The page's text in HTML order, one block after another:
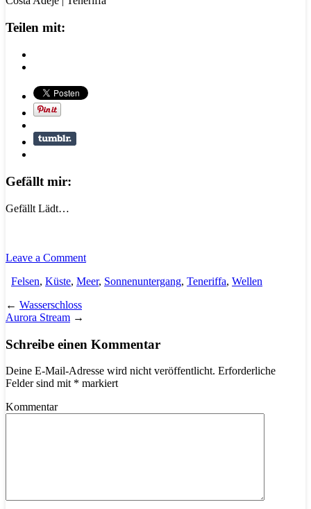
Teilen mit:
Gefällt mir:
Gefällt Lädt…
Leave a Comment
Felsen, Küste, Meer, Sonnenuntergang, Teneriffa, Wellen
← Wasserschloss
Aurora Stream →
Schreibe einen Kommentar
Deine E-Mail-Adresse wird nicht veröffentlicht. Erforderliche
Felder sind mit * markiert
Kommentar